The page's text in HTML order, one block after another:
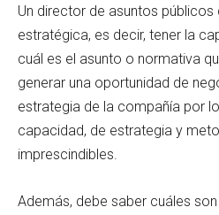
Un director de asuntos públicos
estratégica, es decir, tener la
cuál es el asunto o normativa
generar una oportunidad de
estrategia de la compañía por
capacidad, de estrategia y
imprescindibles.
Además, debe saber cuáles